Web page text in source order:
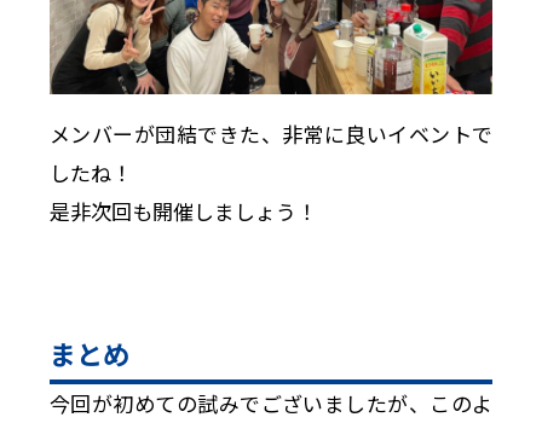
メンバーが団結できた、非常に良いイベントで
したね！
是非次回も開催しましょう！
まとめ
今回が初めての試みでございましたが、このよ